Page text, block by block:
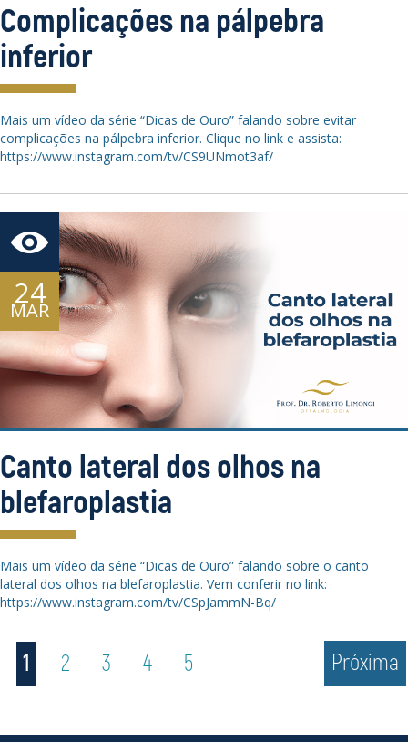
Complicações na pálpebra
inferior
Mais um vídeo da série “Dicas de Ouro” falando sobre evitar
complicações na pálpebra inferior. Clique no link e assista:
https://www.instagram.com/tv/CS9UNmot3af/
24
MAR
Canto lateral dos olhos na
blefaroplastia
Mais um vídeo da série “Dicas de Ouro” falando sobre o canto
lateral dos olhos na blefaroplastia. Vem conferir no link:
https://www.instagram.com/tv/CSpJammN-Bq/
1 2 3 4 5 Próxima